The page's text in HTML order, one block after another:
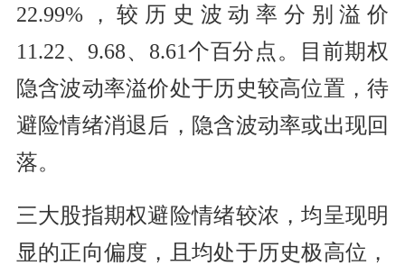
22.99%，较历史波动率分别溢价
11.22、9.68、8.61个百分点。目前期权
隐含波动率溢价处于历史较高位置，待
避险情绪消退后，隐含波动率或出现回
落。
三大股指期权避险情绪较浓，均呈现明
显的正向偏度，且均处于历史极高位，